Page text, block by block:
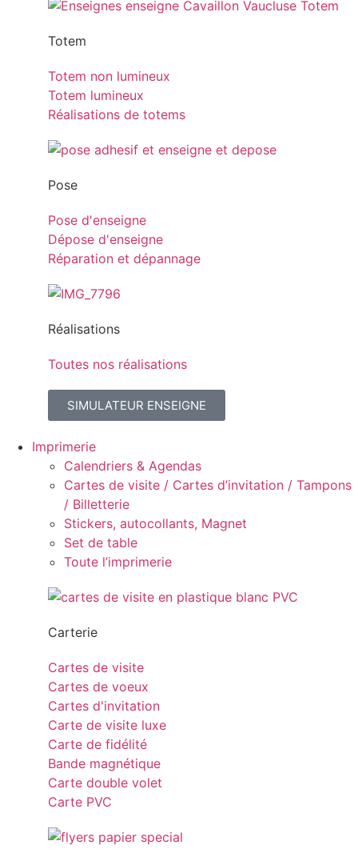
Totem
Totem non lumineux
Totem lumineux
Réalisations de totems
Pose
Pose d'enseigne
Dépose d'enseigne
Réparation et dépannage
Réalisations
Toutes nos réalisations
SIMULATEUR ENSEIGNE
Imprimerie
Calendriers & Agendas
Cartes de visite / Cartes d’invitation / Tampons
/ Billetterie
Stickers, autocollants, Magnet
Set de table
Toute l’imprimerie
Carterie
Cartes de visite
Cartes de voeux
Cartes d'invitation
Carte de visite luxe
Carte de fidélité
Bande magnétique
Carte double volet
Carte PVC